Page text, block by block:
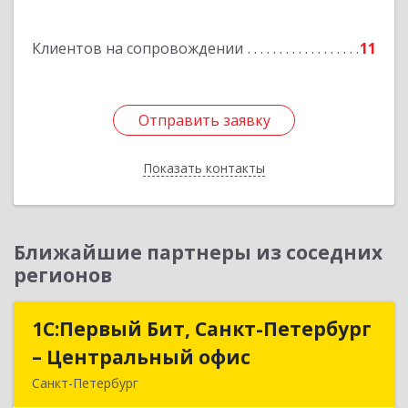
Клиентов на сопровождении 11
Отправить заявку
Показать контакты
Отправить заявку
Назад
Ближайшие партнеры из соседних
регионов
1С:Первый Бит, Санкт-Петербург
– Центральный офис
Санкт-Петербург
1С:Первый Бит, Санкт-Петербург
– Центральный офис